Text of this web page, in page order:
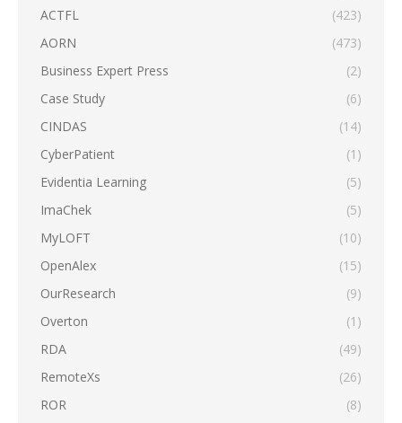
ACTFL
(423)
AORN
(473)
Business Expert Press
(2)
Case Study
(6)
CINDAS
(14)
CyberPatient
(1)
Evidentia Learning
(5)
ImaChek
(5)
MyLOFT
(10)
OpenAlex
(15)
OurResearch
(9)
Overton
(1)
RDA
(49)
RemoteXs
(26)
ROR
(8)